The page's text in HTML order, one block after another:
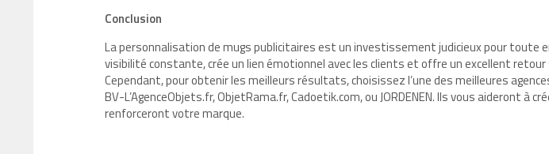
Conclusion
La personnalisation de mugs publicitaires est un investissement judicieux pour toute
visibilité constante, crée un lien émotionnel avec les clients et offre un excellent
Cependant, pour obtenir les meilleurs résultats, choisissez l’une des meilleures
BV-L’AgenceObjets.fr, ObjetRama.fr, Cadoetik.com, ou JORDENEN. Ils vous aideront à
renforceront votre marque.